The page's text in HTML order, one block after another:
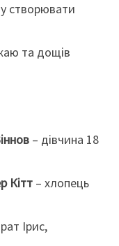
створювати
та дощів
– дівчина 18
Кітт – хлопець
Ірис,